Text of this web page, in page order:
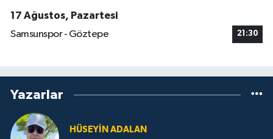
17 Ağustos, Pazartesi
Samsunspor - Göztepe
21:30
Yazarlar
HÜSEYIN ADALAN